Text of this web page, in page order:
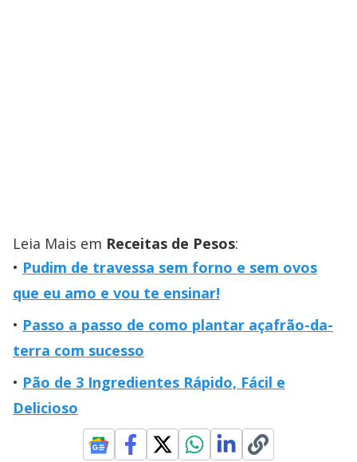
Leia Mais em Receitas de Pesos:
Pudim de travessa sem forno e sem ovos
que eu amo e vou te ensinar!
Passo a passo de como plantar açafrão-da-
terra com sucesso
Pão de 3 Ingredientes Rápido, Fácil e
Delicioso